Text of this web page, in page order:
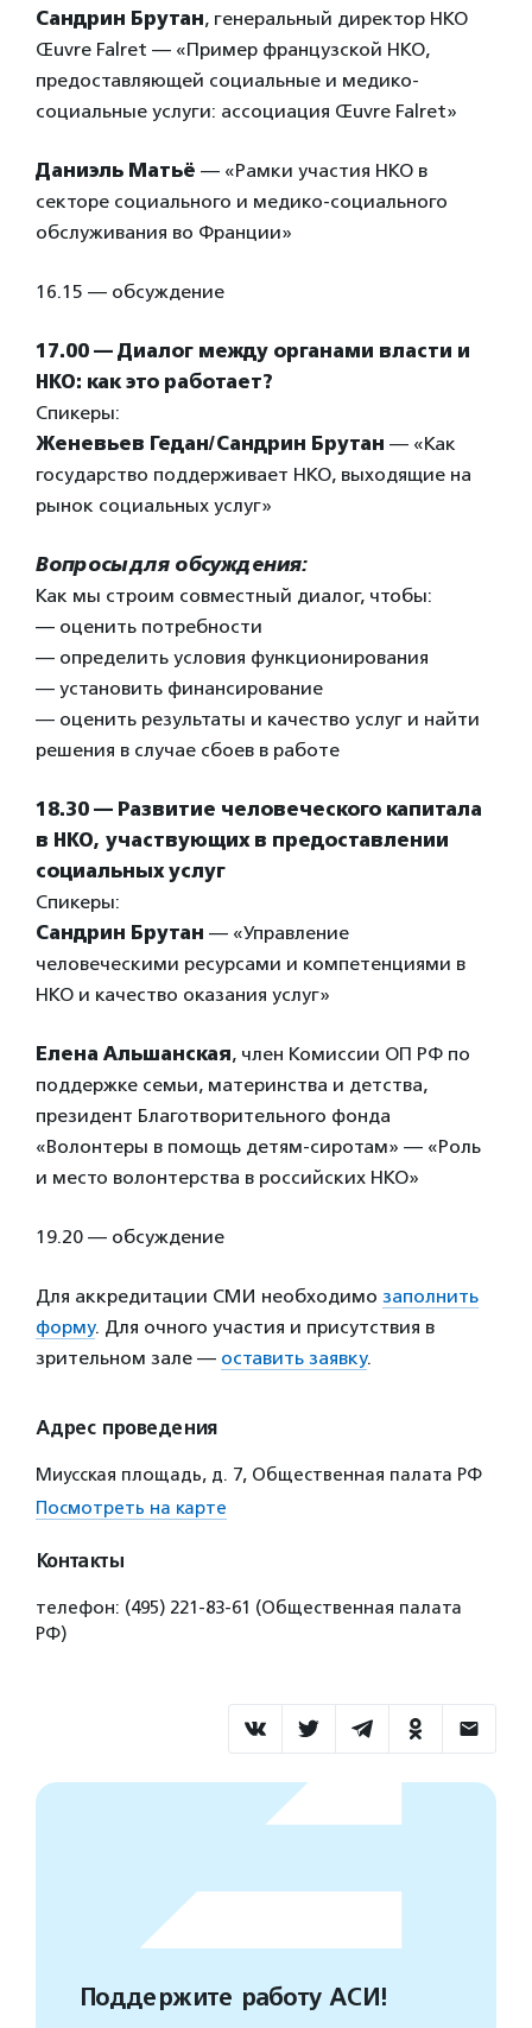
Сандрин Брутан, генеральный директор НКО
Œuvre Falret — «Пример французской НКО,
предоставляющей социальные и медико-
социальные услуги: ассоциация Œuvre Falret»
Даниэль Матьё — «Рамки участия НКО в
секторе социального и медико-социального
обслуживания во Франции»
16.15 — обсуждение
17.00 — Диалог между органами власти и
НКО: как это работает?
Спикеры:
Женевьев Гедан/Сандрин Брутан — «Как
государство поддерживает НКО, выходящие на
рынок социальных услуг»
Вопросы для обсуждения:
Как мы строим совместный диалог, чтобы:
— оценить потребности
— определить условия функционирования
— установить финансирование
— оценить результаты и качество услуг и найти
решения в случае сбоев в работе
18.30 — Развитие человеческого капитала
в НКО, участвующих в предоставлении
социальных услуг
Спикеры:
Сандрин Брутан — «Управление
человеческими ресурсами и компетенциями в
НКО и качество оказания услуг»
Елена Альшанская, член Комиссии ОП РФ по
поддержке семьи, материнства и детства,
президент Благотворительного фонда
«Волонтеры в помощь детям-сиротам» — «Роль
и место волонтерства в российских НКО»
19.20 — обсуждение
Для аккредитации СМИ необходимо заполнить
форму. Для очного участия и присутствия в
зрительном зале — оставить заявку.
Адрес проведения
Миусская площадь, д. 7, Общественная палата РФ
Посмотреть на карте
Контакты
телефон: (495) 221-83-61 (Общественная палата
РФ)
Поддержите работу АСИ!